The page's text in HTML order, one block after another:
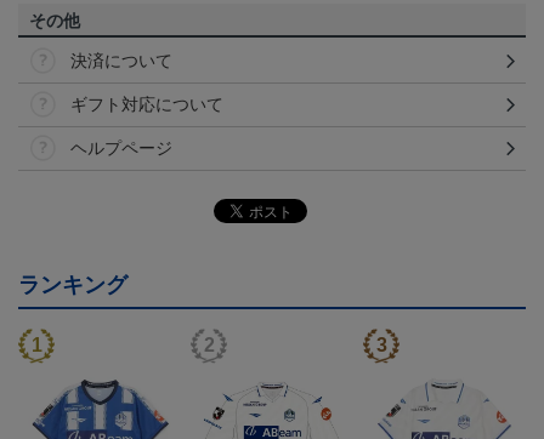
その他
決済について
ギフト対応について
ヘルプページ
ランキング